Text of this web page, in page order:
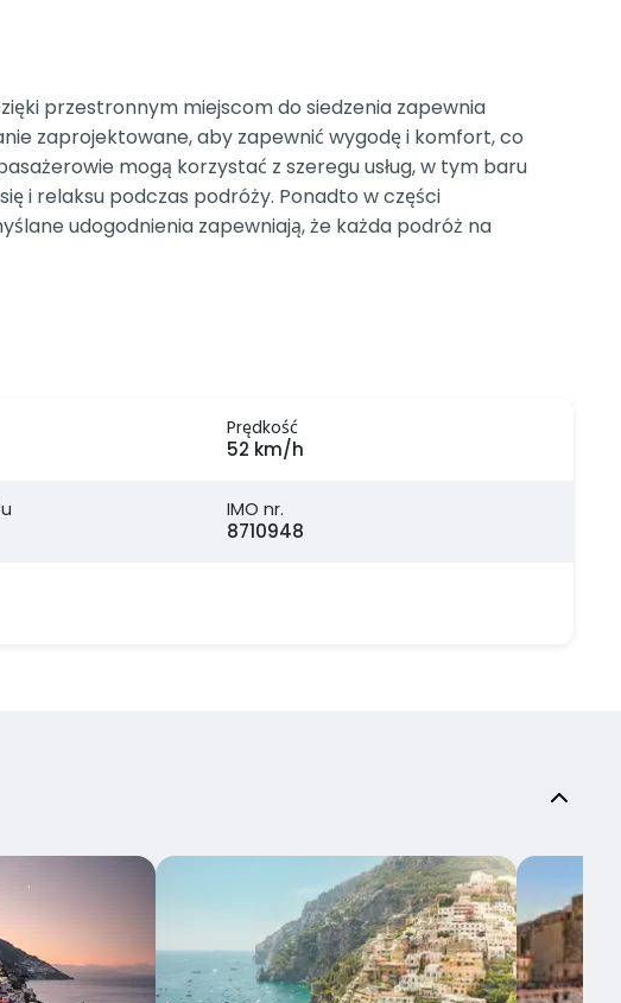
przestronnym miejscom do siedzenia zapewnia
zaprojektowane, aby zapewnić wygodę i komfort, co
mogą korzystać z szeregu usług, w tym baru
i relaksu podczas podróży. Ponadto w części
udogodnienia zapewniają, że każda podróż na
Prędkość
52 km/h
IMO nr.
8710948